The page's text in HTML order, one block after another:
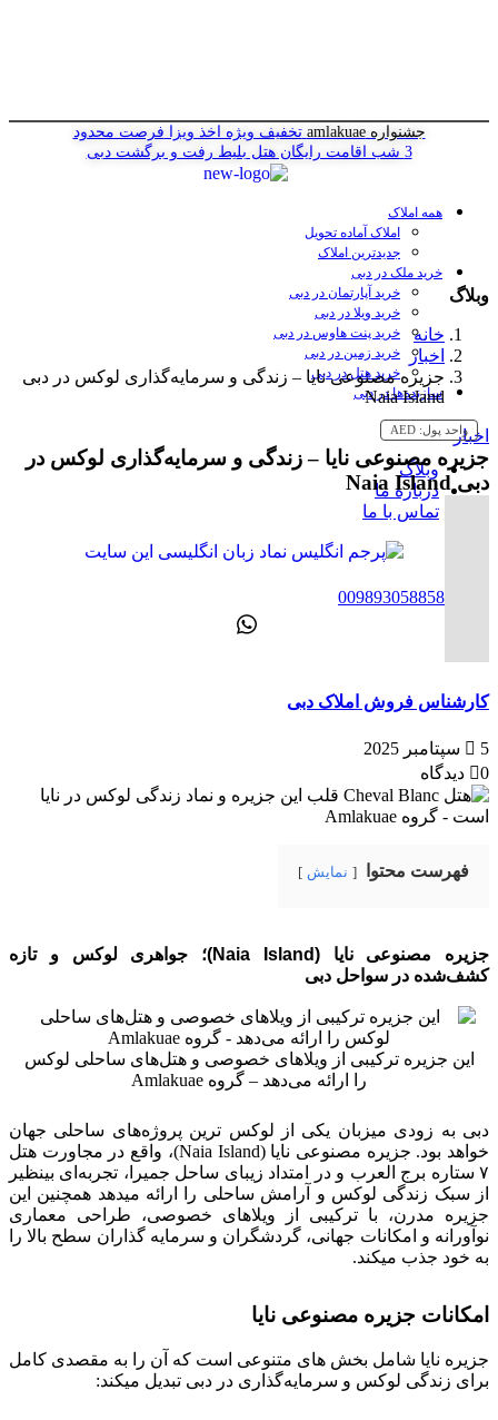
جشنواره amlakuae تخفیف ویژه اخذ ویزا فرصت محدود
3 شب اقامت رایگان هتل
بلیط رفت و برگشت دبی
همه املاک
املاک آماده تحویل
جدیدترین املاک
خرید ملک در دبی
خرید آپارتمان در دبی
خرید ویلا در دبی
خرید پنت هاوس در دبی
خرید زمین در دبی
خرید هتل در دبی
سازنده‌ها در دبی
واحد پول: AED
وبلاگ
درباره ما
تماس با ما
00989305885808
وبلاگ
خانه
اخبار
جزیره مصنوعی نایا – زندگی و سرمایه‌گذاری لوکس در دبی
Naia Island
اخبار
جزیره مصنوعی نایا – زندگی و سرمایه‌گذاری لوکس در
دبی Naia Island
کارشناس فروش املاک دبی
5 سپتامبر 2025
0 دیدگاه
فهرست محتوا نمایش
جزیره مصنوعی نایا (Naia Island)؛ جواهری لوکس و تازه
کشف‌شده در سواحل دبی
این جزیره ترکیبی از ویلاهای خصوصی و هتل‌های ساحلی لوکس
را ارائه می‌دهد – گروه Amlakuae
دبی به زودی میزبان یکی از لوکس‌ ترین پروژه‌های ساحلی جهان
خواهد بود. جزیره مصنوعی نایا (Naia Island)، واقع در مجاورت هتل
۷ ستاره برج العرب و در امتداد زیبای ساحل جمیرا، تجربه‌ای بینظیر
از سبک زندگی لوکس و آرامش ساحلی را ارائه میدهد همچنین این
جزیره مدرن، با ترکیبی از ویلاهای خصوصی، طراحی معماری
نوآورانه و امکانات جهانی، گردشگران و سرمایه‌ گذاران سطح بالا را
به خود جذب میکند.
امکانات جزیره مصنوعی نایا
جزیره نایا شامل بخش‌ های متنوعی است که آن را به مقصدی کامل
برای زندگی لوکس و سرمایه‌گذاری در دبی تبدیل میکند: